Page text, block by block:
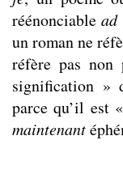
réénonciablead
un roman ne
réfère pas
signification »
parce qu’il est
maintenant